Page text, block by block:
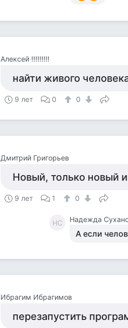
Алексей !!!!!!!!!
найти живого
9 лет 0 0
Дмитрий Григорьев
Новый, только новый
9 лет 1 0
НС Надежда
А если
Ибрагим Ибрагимов
перезапустить